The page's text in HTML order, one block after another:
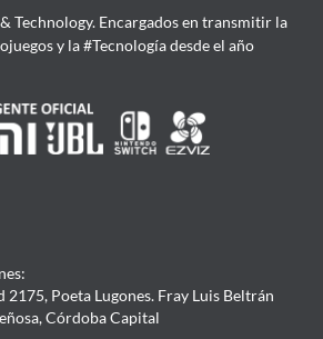
Technology. Encargados en transmitir la
y la #Tecnología desde el año
2175, Poeta Lugones. Fray Luis Beltrán
Córdoba Capital